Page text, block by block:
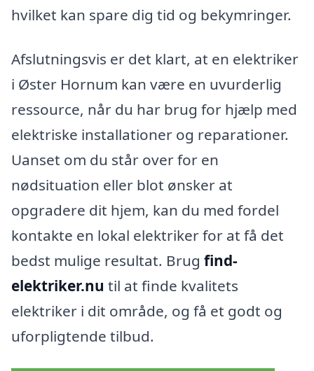
hvilket kan spare dig tid og bekymringer.
Afslutningsvis er det klart, at en elektriker
i Øster Hornum kan være en uvurderlig
ressource, når du har brug for hjælp med
elektriske installationer og reparationer.
Uanset om du står over for en
nødsituation eller blot ønsker at
opgradere dit hjem, kan du med fordel
kontakte en lokal elektriker for at få det
bedst mulige resultat. Brug find-
elektriker.nu til at finde kvalitets
elektriker i dit område, og få et godt og
uforpligtende tilbud.